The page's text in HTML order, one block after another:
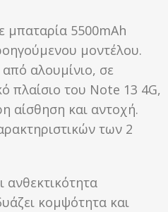
μπαταρία 5500mAh
μοντέλου.
αλουμίνιο, σε
πλαίσιο του Note 13 4G,
αίσθηση και αντοχή.
των 2
ανθεκτικότητα
κομψότητα και